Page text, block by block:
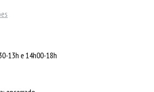
13h e 14h00-18h